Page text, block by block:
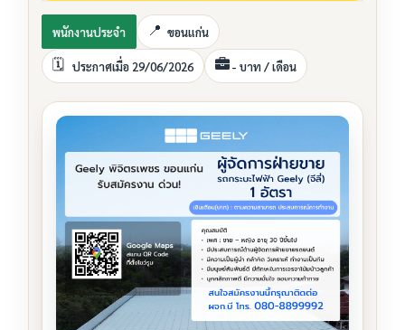
พนักงานประจำ ขอนแก่น
ประกาศเมื่อ 29/06/2026 - บาท / เดือน